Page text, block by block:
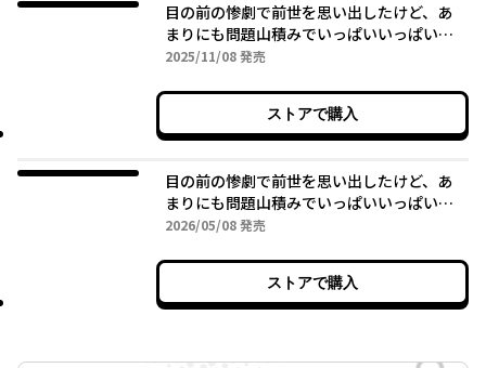
目の前の惨劇で前世を思い出したけど、あ
まりにも問題山積みでいっぱいいっぱいで
す。 2
2025/11/082025年11月08日
発売
ストアで購入
目の前の惨劇で前世を思い出したけど、あ
まりにも問題山積みでいっぱいいっぱいで
す。 3
2026/05/082026年05月08日
発売
ストアで購入